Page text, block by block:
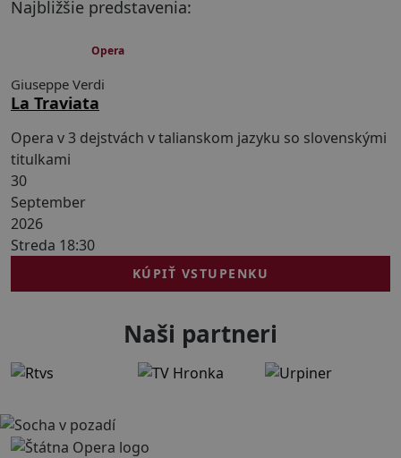
Najbližšie predstavenia:
Opera
Giuseppe Verdi
La Traviata
Opera v 3 dejstvách v talianskom jazyku so slovenskými
titulkami
30
September
2026
Streda 18:30
KÚPIŤ VSTUPENKU
Naši partneri